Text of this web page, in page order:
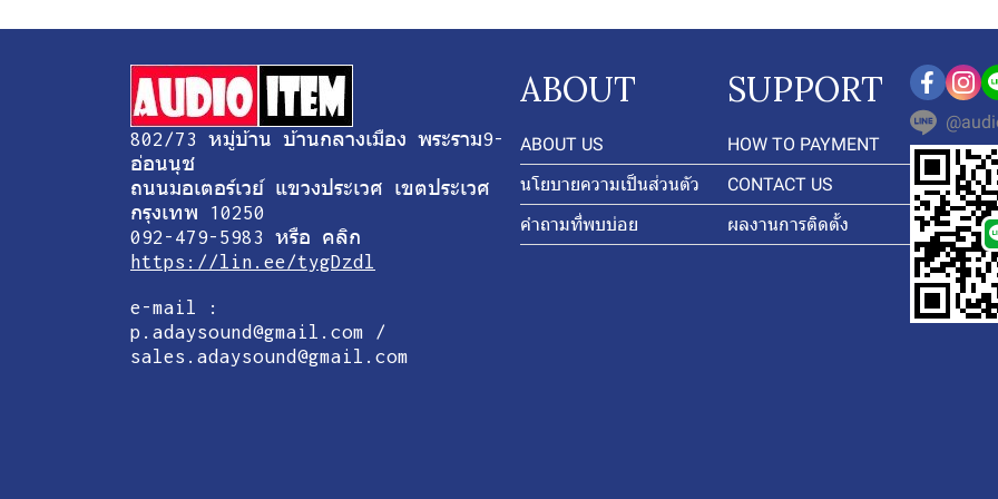
802/73 หมู่บ้าน บ้านกลางเมือง พระราม9-
อ่อนนุช
ถนนมอเตอร์เวย์ แขวงประเวศ เขตประเวศ
กรุงเทพ 10250
092-479-5983 หรือ คลิก
https://lin.ee/tygDzdl
e-mail :
p.adaysound@gmail.com /
sales.adaysound@gmail.com
ABOUT
ABOUT US
นโยบายความเป็นส่วนตัว
คำถามที่พบบ่อย
SUPPORT
HOW TO PAYMENT
CONTACT US
ผลงานการติดตั้ง